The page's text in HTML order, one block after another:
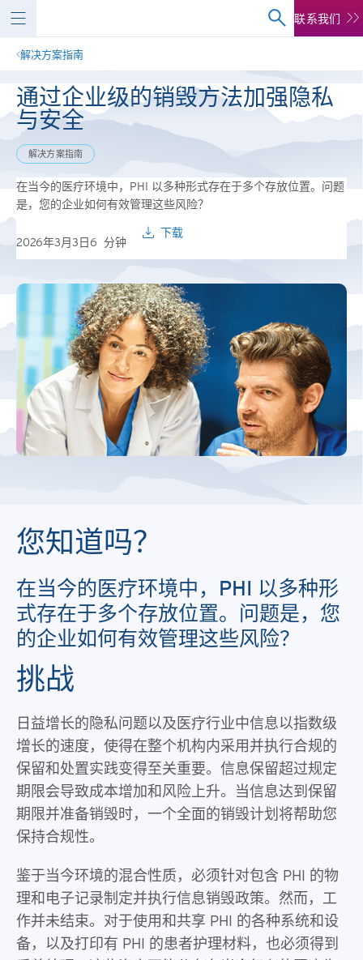
联系我们
解决方案指南
通过企业级的销毁方法加强隐私
与安全
解决方案指南
在当今的医疗环境中，PHI 以多种形式存在于多个存放位置。问题
是，您的企业如何有效管理这些风险？
2026年3月3日6 分钟
下载
您知道吗？
在当今的医疗环境中，PHI 以多种形
式存在于多个存放位置。问题是，您
的企业如何有效管理这些风险？
挑战
日益增长的隐私问题以及医疗行业中信息以指数级
增长的速度，使得在整个机构内采用并执行合规的
保留和处置实践变得至关重要。信息保留超过规定
期限会导致成本增加和风险上升。当信息达到保留
期限并准备销毁时，一个全面的销毁计划将帮助您
保持合规性。
鉴于当今环境的混合性质，必须针对包含 PHI 的物
理和电子记录制定并执行信息销毁政策。然而，工
作并未结束。对于使用和共享 PHI 的各种系统和设
备，以及打印有 PHI 的患者护理材料，也必须得到